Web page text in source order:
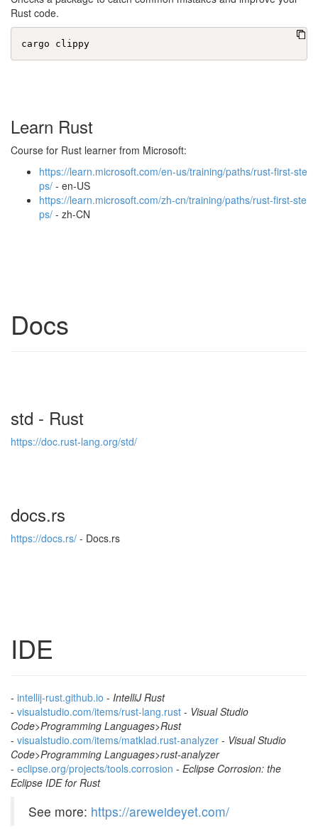
Rust code.
Learn Rust
Course for Rust learner from Microsoft:
https://learn.microsoft.com/en-us/training/paths/rust-first-ste
ps/ - en-US
https://learn.microsoft.com/zh-cn/training/paths/rust-first-ste
ps/ - zh-CN
Docs
std - Rust
https://doc.rust-lang.org/std/
docs.rs
https://docs.rs/ - Docs.rs
IDE
- intellij-rust.github.io - IntelliJ Rust
- visualstudio.com/items/rust-lang.rust - Visual Studio
Code>Programming Languages>Rust
- visualstudio.com/items/matklad.rust-analyzer - Visual Studio
Code>Programming Languages>rust-analyzer
- eclipse.org/projects/tools.corrosion - Eclipse Corrosion: the
Eclipse IDE for Rust
See more: https://areweideyet.com/